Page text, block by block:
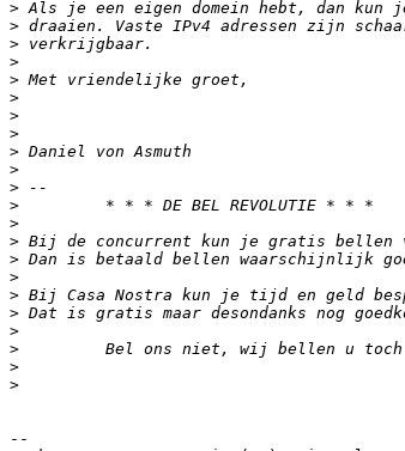
>
>
>
>
>
>
>
>
>
>
>
>
>
>
>
>
>
>
>
>
>
>
--